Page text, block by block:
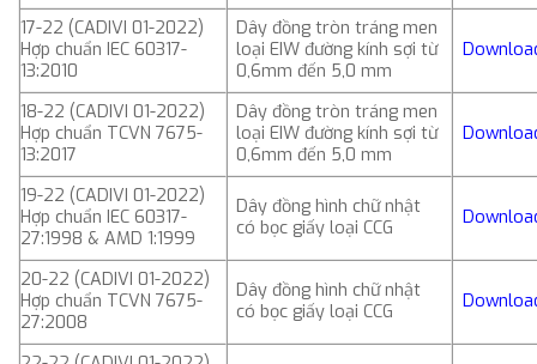
17-22 (CADIVI 01-2022)
Hợp chuẩn IEC 60317-
13:2010
Dây đồng tròn tráng men
loại EIW đường kính sợi từ
0,6mm đến 5,0 mm
18-22 (CADIVI 01-2022)
Hợp chuẩn TCVN 7675-
13:2017
Dây đồng tròn tráng men
loại EIW đường kính sợi từ
0,6mm đến 5,0 mm
19-22 (CADIVI 01-2022)
Hợp chuẩn IEC 60317-
27:1998 & AMD 1:1999
Dây đồng hình chữ nhật
có bọc giấy loại CCG
20-22 (CADIVI 01-2022)
Hợp chuẩn TCVN 7675-
27:2008
Dây đồng hình chữ nhật
có bọc giấy loại CCG